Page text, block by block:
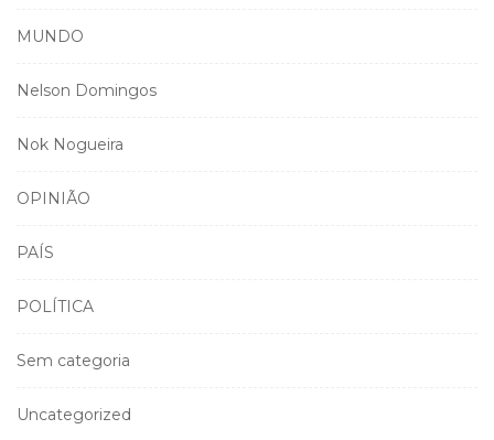
MUNDO
Nelson Domingos
Nok Nogueira
OPINIÃO
PAÍS
POLÍTICA
Sem categoria
Uncategorized